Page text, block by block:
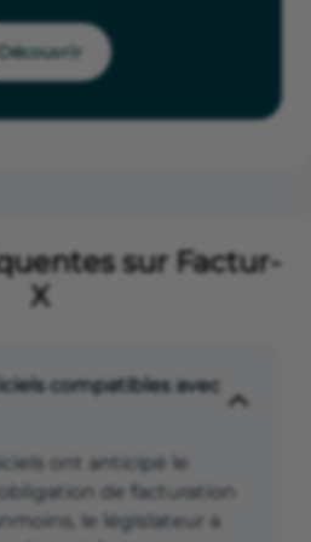
Découvrir
sur Factur-
X
compatibles avec
ont anticipé le
de facturation
le législateur a